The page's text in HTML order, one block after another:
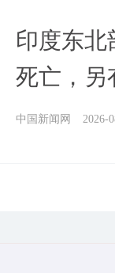
印度东北
死亡，另
中国新闻网 2026-